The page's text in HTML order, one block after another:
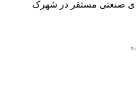
صنعتی مستقر در شهرک